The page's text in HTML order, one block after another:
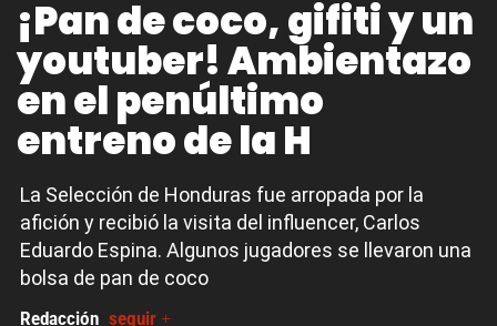
¡Pan de coco, gifiti y un
youtuber! Ambientazo
en el penúltimo
entreno de la H
La Selección de Honduras fue arropada por la
afición y recibió la visita del influencer, Carlos
Eduardo Espina. Algunos jugadores se llevaron una
bolsa de pan de coco
Redacción seguir +